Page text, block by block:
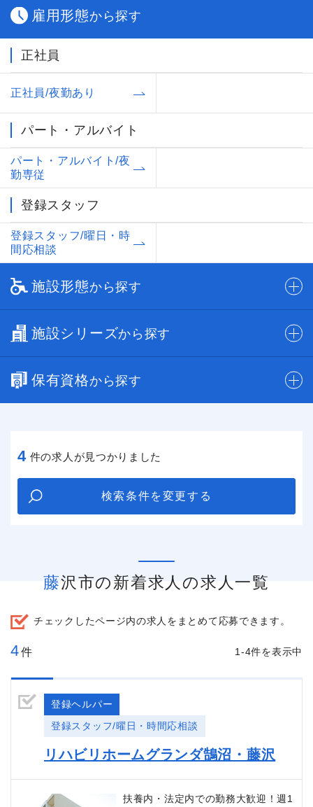
雇用形態から探す
正社員
正社員/夜勤あり
パート・アルバイト
パート・アルバイト/夜
勤専従
登録スタッフ
登録スタッフ/曜日・時
間応相談
施設形態から探す
施設シリーズから探す
保有資格から探す
4 件の求人が見つかりました
検索条件を変更する
藤沢市の新着求人の求人一覧
チェックしたページ内の求人をまとめて応募できます。
4件 1-4件を表示中
登録ヘルパー
登録スタッフ/曜日・時間応相談
リハビリホームグランダ鵠沼・藤沢
扶養内・法定内での勤務大歓迎！週1